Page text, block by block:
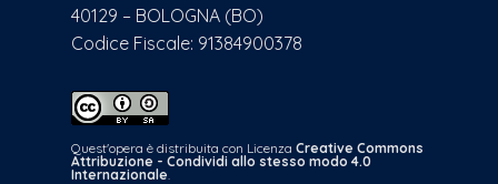
40129 – BOLOGNA (BO)
Codice Fiscale: 91384900378
Quest'opera è distribuita con Licenza Creative Commons
Attribuzione - Condividi allo stesso modo 4.0
Internazionale.